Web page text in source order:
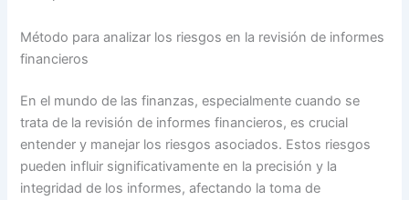
Método para analizar los riesgos en la revisión de informes
financieros
En el mundo de las finanzas, especialmente cuando se
trata de la revisión de informes financieros, es crucial
entender y manejar los riesgos asociados. Estos riesgos
pueden influir significativamente en la precisión y la
integridad de los informes, afectando la toma de